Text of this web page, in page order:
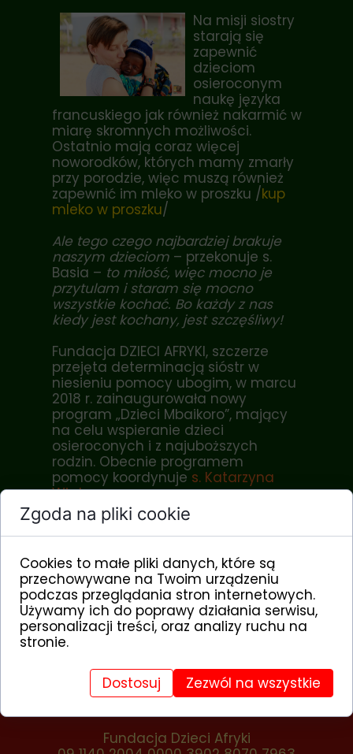
Fundacja Dzieci Afryki
wpłać teraz przez Przelewy24.pl
Na misji siostry
starają się
zapewnić
dzieciom
osieroconym
naukę języka
francuskiego jak również nakarmić w
miarę skromnych możliwości.
Ostatnio mają coraz więcej
noworodków, których mamy zmarły
przy porodzie, więc muszą również
zapewnić im mleko w proszku /kup
mleko w proszku/
Ale tego czego najbardziej brakuje
naszym dzieciom – przekonuje s.
Basia – to miłość, więc mocno je
przytulam i staram się mocno
wszystkie kochać. Bo każdy z nas
kiedy jest kochany, jest szczęśliwy!
Fundacja DZIECI AFRYKI, szczerze
przejęta determinacją sióstr w
niesieniu pomocy ubogim, w marcu
2018 r. zainaugurowała nowy
program „Dzieci Mbaikoro”, mający
na celu wspieranie dzieci
osieroconych i z najuboższych
rodzin. Obecnie programem
pomocy koordynuje s. Katarzyna
Wiater.
Ty też możesz okazać miłość wobec
sierot,
którymi opiekują się Siostry
Franciszkanki od Cierpiących w
Mbaikoro:
Zgoda na pliki cookie
Cookies to małe pliki danych, które są
przechowywane na Twoim urządzeniu
podczas przeglądania stron internetowych.
Używamy ich do poprawy działania serwisu,
personalizacji treści, oraz analizy ruchu na
stronie.
Dostosuj Zezwól na wszystkie